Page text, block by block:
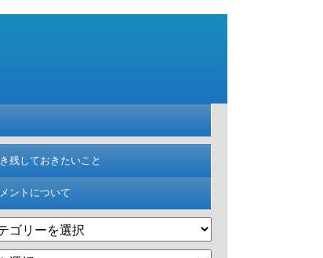
残しておきたいこと
ントについて